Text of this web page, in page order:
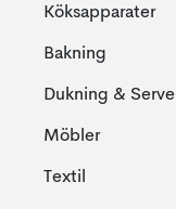
Köksapparater
Bakning
Dukning &
Möbler
Textil